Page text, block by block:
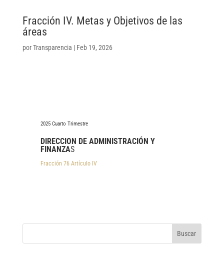
Fracción IV. Metas y Objetivos de las
áreas
porTransparencia | Feb 19, 2026
2025 Cuarto Trimestre
DIRECCION DE ADMINISTRACIÓN Y
FINANZAS
Fracción 76 Artículo IV